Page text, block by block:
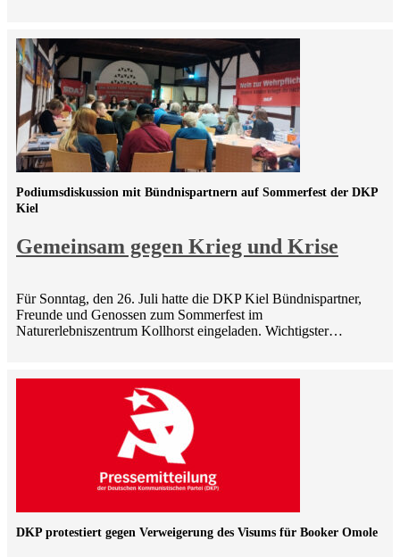
Gemeinsam gegen Krieg und Krise
Podiumsdiskussion mit Bündnispartnern auf Sommerfest der DKP
Kiel
Für Sonntag, den 26. Juli hatte die DKP Kiel Bündnispartner,
Freunde und Genossen zum Sommerfest im
Naturerlebniszentrum Kollhorst eingeladen. Wichtigster…
DKP protestiert gegen Verweigerung des Visums für Booker Omole